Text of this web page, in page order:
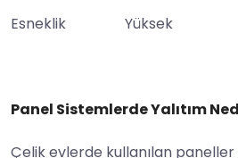
Esneklik Yüksek
Panel Sistemlerde Yalıtım
Çelik evlerde kullanılan